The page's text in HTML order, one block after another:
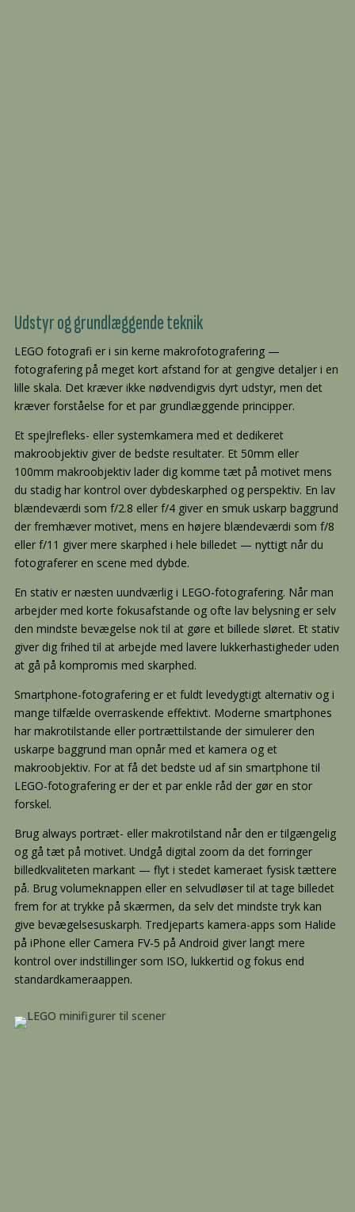
Udstyr og grundlæggende teknik
LEGO fotografi er i sin kerne makrofotografering —
fotografering på meget kort afstand for at gengive detaljer i en
lille skala. Det kræver ikke nødvendigvis dyrt udstyr, men det
kræver forståelse for et par grundlæggende principper.
Et spejlrefleks- eller systemkamera med et dedikeret
makroobjektiv giver de bedste resultater. Et 50mm eller
100mm makroobjektiv lader dig komme tæt på motivet mens
du stadig har kontrol over dybdeskarphed og perspektiv. En lav
blændeværdi som f/2.8 eller f/4 giver en smuk uskarp baggrund
der fremhæver motivet, mens en højere blændeværdi som f/8
eller f/11 giver mere skarphed i hele billedet — nyttigt når du
fotograferer en scene med dybde.
En stativ er næsten uundværlig i LEGO-fotografering. Når man
arbejder med korte fokusafstande og ofte lav belysning er selv
den mindste bevægelse nok til at gøre et billede sløret. Et stativ
giver dig frihed til at arbejde med lavere lukkerhastigheder uden
at gå på kompromis med skarphed.
Smartphone-fotografering er et fuldt levedygtigt alternativ og i
mange tilfælde overraskende effektivt. Moderne smartphones
har makrotilstande eller portrættilstande der simulerer den
uskarpe baggrund man opnår med et kamera og et
makroobjektiv. For at få det bedste ud af sin smartphone til
LEGO-fotografering er der et par enkle råd der gør en stor
forskel.
Brug always portræt- eller makrotilstand når den er tilgængelig
og gå tæt på motivet. Undgå digital zoom da det forringer
billedkvaliteten markant — flyt i stedet kameraet fysisk tættere
på. Brug volumeknappen eller en selvudløser til at tage billedet
frem for at trykke på skærmen, da selv det mindste tryk kan
give bevægelsesuskarph. Tredjeparts kamera-apps som Halide
på iPhone eller Camera FV-5 på Android giver langt mere
kontrol over indstillinger som ISO, lukkertid og fokus end
standardkameraappen.